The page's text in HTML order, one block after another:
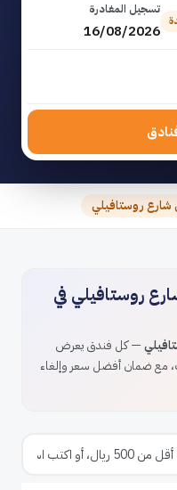
تسجيل المغادرة
16/08/2026
روستافيلي
روستافيلي في
— كل فندق يعرض
مع ضمان أفضل سعر وإلغاء